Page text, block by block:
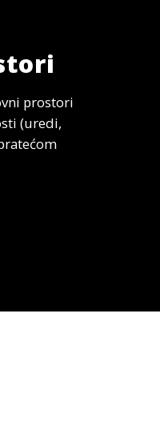
prostori
(uredi,